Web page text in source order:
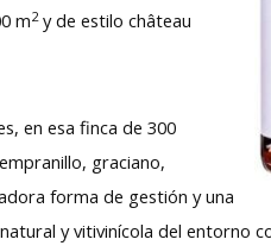
m2y de estilo château
en esa finca de 300
graciano,
forma de gestión y una
y vitivinícola del entorno